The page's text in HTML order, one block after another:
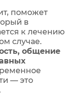
поможет
в
к лечению
случае.
общение
— это